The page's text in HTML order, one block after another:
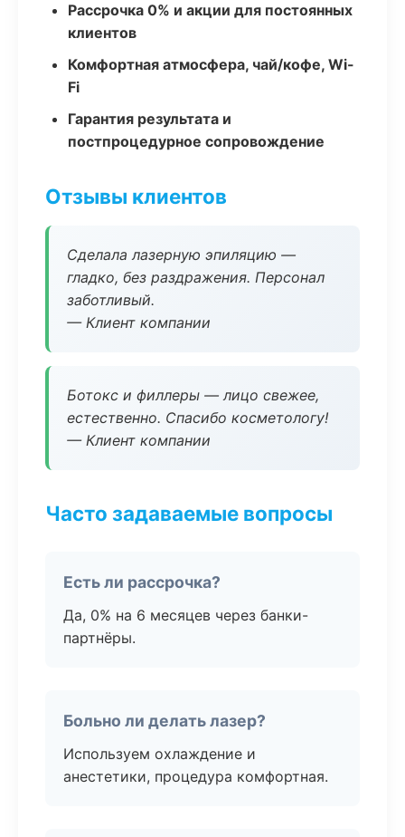
Рассрочка 0% и акции для постоянных
клиентов
Комфортная атмосфера, чай/кофе, Wi-
Fi
Гарантия результата и
постпроцедурное сопровождение
Отзывы клиентов
Сделала лазерную эпиляцию —
гладко, без раздражения. Персонал
заботливый.
— Клиент компании
Ботокс и филлеры — лицо свежее,
естественно. Спасибо косметологу!
— Клиент компании
Часто задаваемые вопросы
Есть ли рассрочка?
Да, 0% на 6 месяцев через банки-
партнёры.
Больно ли делать лазер?
Используем охлаждение и
анестетики, процедура комфортная.